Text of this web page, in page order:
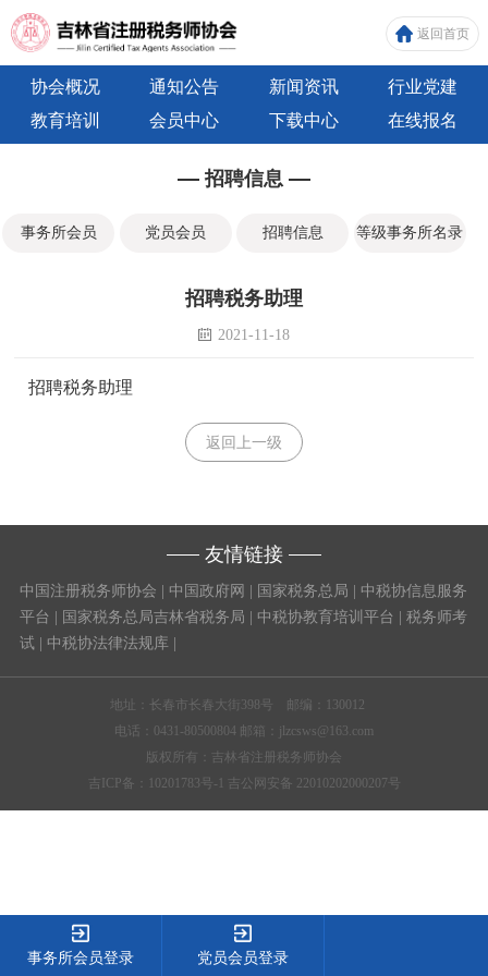
返回首页
协会概况 通知公告 新闻资讯
行业党建
教育培训
会员中心 下载中心 在线报名
招聘信息
事务所会员 党员会员 招聘信息 等级事务所名录
招聘税务助理
2021-11-18
招聘税务助理
返回上一级
友情链接
中国注册税务师协会 中国政府网 国家税务总局
中税协信息服务
平台
国家税务总局吉林省税务局 中税协教育培训平台
税务师考
试
中税协法律法规库
地址：长春市长春大街398号 邮编：130012
电话：0431-80500804 邮箱：jlzcsws@163.com
版权所有：吉林省注册税务师协会
吉ICP备：10201783号-1 吉公网安备 22010202000207号
事务所会员登录 党员会员登录